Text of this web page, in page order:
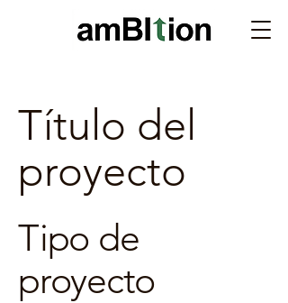
Título del
proyecto
Tipo de
proyecto